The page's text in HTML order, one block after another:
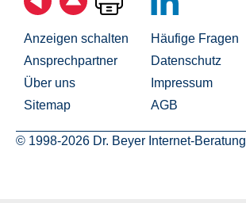
Anzeigen schalten
Ansprechpartner
Über uns
Sitemap
Häufige Fragen
Datenschutz
Impressum
AGB
© 1998-2026 Dr. Beyer Internet-Beratung